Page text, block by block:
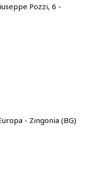
Pozzi, 6 -
- Zingonia (BG)